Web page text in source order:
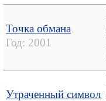
Точка обмана
Год: 2001
Утраченный символ